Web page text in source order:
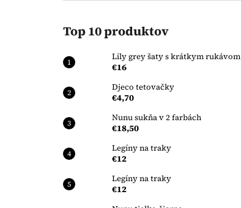
Top 10 produktov
Lily grey šaty s krátkym rukávom
€16
Djeco tetovačky
€4,70
Nunu sukňa v 2 farbách
€18,50
Legíny na traky
€12
Legíny na traky
€12